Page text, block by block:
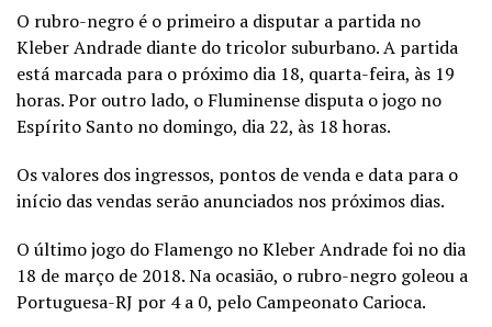
O rubro-negro é o primeiro a disputar a partida no
Kleber Andrade diante do tricolor suburbano. A partida
está marcada para o próximo dia 18, quarta-feira, às 19
horas. Por outro lado, o Fluminense disputa o jogo no
Espírito Santo no domingo, dia 22, às 18 horas.
Os valores dos ingressos, pontos de venda e data para o
início das vendas serão anunciados nos próximos dias.
O último jogo do Flamengo no Kleber Andrade foi no dia
18 de março de 2018. Na ocasião, o rubro-negro goleou a
Portuguesa-RJ por 4 a 0, pelo Campeonato Carioca.